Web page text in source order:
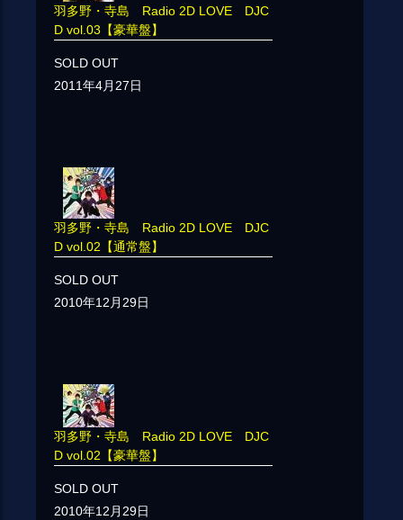
羽多野・寺島 Radio 2D LOVE DJC
D vol.03【豪華盤】
SOLD OUT
2011年4月27日
羽多野・寺島 Radio 2D LOVE DJC
D vol.02【通常盤】
SOLD OUT
2010年12月29日
羽多野・寺島 Radio 2D LOVE DJC
D vol.02【豪華盤】
SOLD OUT
2010年12月29日